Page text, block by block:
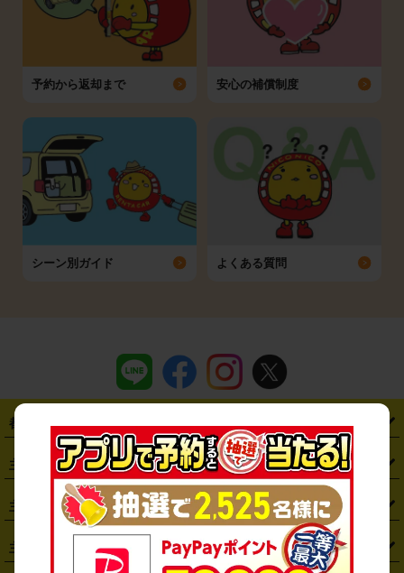
予約から返却まで 安心の補償制度
シーン別ガイド よくある質問
都道府県から探す
・ 北海道 ・青森県 ・岩手県 ・宮城県 ・秋田県 ・山形県
・東京都 ・神奈川県 ・埼玉県 ・千葉県 ・
・ 栃木県 ・群馬県 ・山梨県 ・愛知県 ・静岡県 ・岐阜県
・ 新潟県 富山県 ・石川県 ・福井県 ・大阪府
主要駅から探す
・ 札幌駅 ・仙台駅 ・新宿駅 ・池袋駅 ・渋谷駅 東京駅
・川崎駅 ・大宮駅 ・西船橋駅 ・柏駅 ・名古屋駅
・ 難波駅 三宮駅 ・京都駅 ・ 広島駅 ・博多駅
主要空港から探す
・ 新千歳空港 仙台空港
・ 羽田空港
主要都市から探す